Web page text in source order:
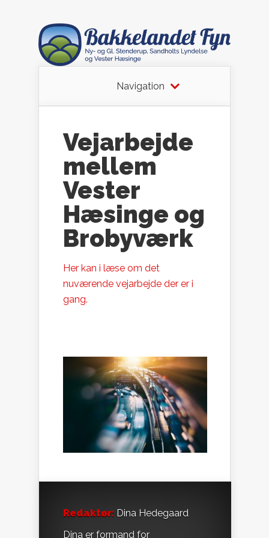
Navigation
Vejarbejde
mellem
Vester
Hæsinge og
Brobyværk
Her kan i læse om det
nuværende vejarbejde der er i
gang.
Redaktør: Dina Hedegaard
Dina er formand for